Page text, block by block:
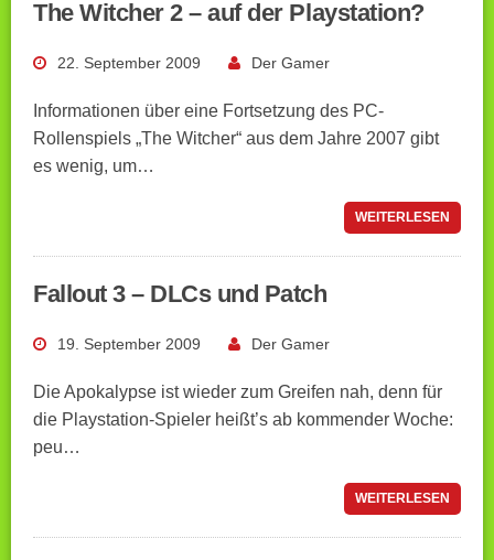
The Witcher 2 – auf der Playstation?
22. September 2009 Der Gamer
Informationen über eine Fortsetzung des PC-
Rollenspiels „The Witcher“ aus dem Jahre 2007 gibt
es wenig, um…
WEITERLESEN
Fallout 3 – DLCs und Patch
19. September 2009 Der Gamer
Die Apokalypse ist wieder zum Greifen nah, denn für
die Playstation-Spieler heißt’s ab kommender Woche:
peu…
WEITERLESEN